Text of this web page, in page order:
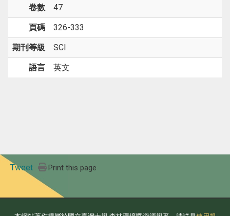
卷數 47
頁碼 326-333
期刊等級 SCI
語言 英文
Tweet Print this page